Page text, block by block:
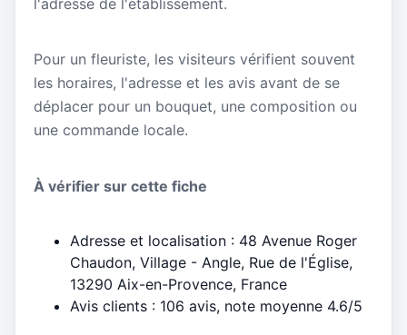
l'adresse de l'établissement.
Pour un fleuriste, les visiteurs vérifient souvent
les horaires, l'adresse et les avis avant de se
déplacer pour un bouquet, une composition ou
une commande locale.
À vérifier sur cette fiche
Adresse et localisation : 48 Avenue Roger
Chaudon, Village - Angle, Rue de l'Église,
13290 Aix-en-Provence, France
Avis clients : 106 avis, note moyenne 4.6/5